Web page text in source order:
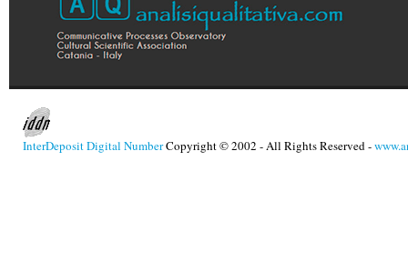
InterDeposit Digital NumberCopyright © 2002 - All Rights Reserved -